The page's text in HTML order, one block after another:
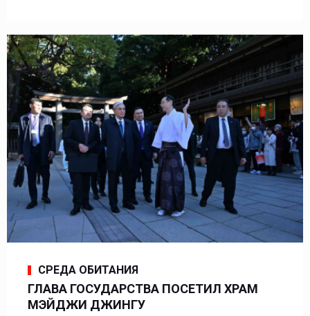
СРЕДА ОБИТАНИЯ
ГЛАВА ГОСУДАРСТВА ПОСЕТИЛ ХРАМ
МЭЙДЖИ ДЖИНГУ